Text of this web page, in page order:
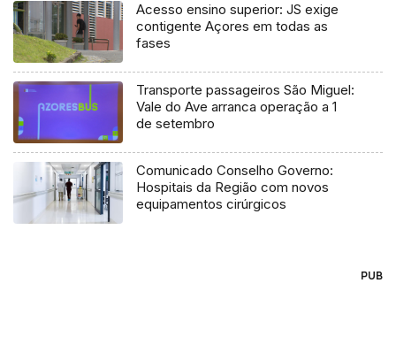
Acesso ensino superior: JS exige
contigente Açores em todas as
fases
Transporte passageiros São Miguel:
Vale do Ave arranca operação a 1
de setembro
Comunicado Conselho Governo:
Hospitais da Região com novos
equipamentos cirúrgicos
PUB